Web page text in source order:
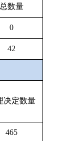
总数量
0
42
决定数量
465